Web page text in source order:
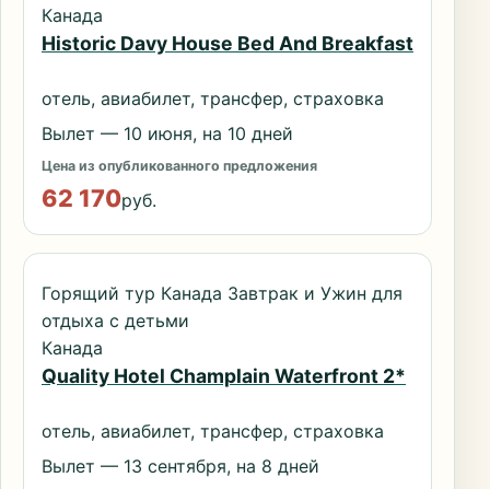
Канада
Historic Davy House Bed And Breakfast
отель, авиабилет, трансфер, страховка
Вылет — 10 июня, на 10 дней
Цена из опубликованного предложения
62 170руб.
Горящий тур Канада Завтрак и Ужин для
отдыха с детьми
Канада
Quality Hotel Champlain Waterfront 2*
отель, авиабилет, трансфер, страховка
Вылет — 13 сентября, на 8 дней